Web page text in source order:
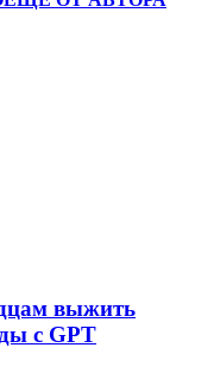
выжить
с GPT